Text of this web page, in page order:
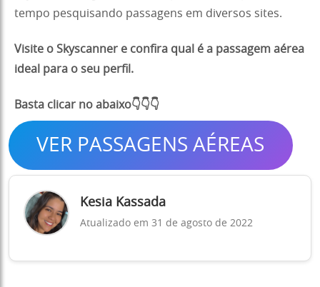
tempo pesquisando passagens em diversos sites.
Visite o Skyscanner e confira qual é a passagem aérea
ideal para o seu perfil.
Basta clicar no abaixo👇👇👇
VER PASSAGENS AÉREAS
Kesia Kassada
Atualizado em 31 de agosto de 2022